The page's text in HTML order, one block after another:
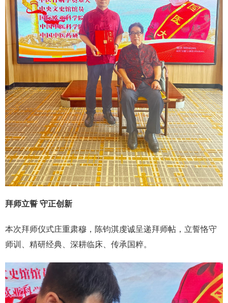
拜师立誓 守正创新
本次拜师仪式庄重肃穆，陈钧淇虔诚呈递拜师帖，立誓恪守
师训、精研经典、深耕临床、传承国粹。